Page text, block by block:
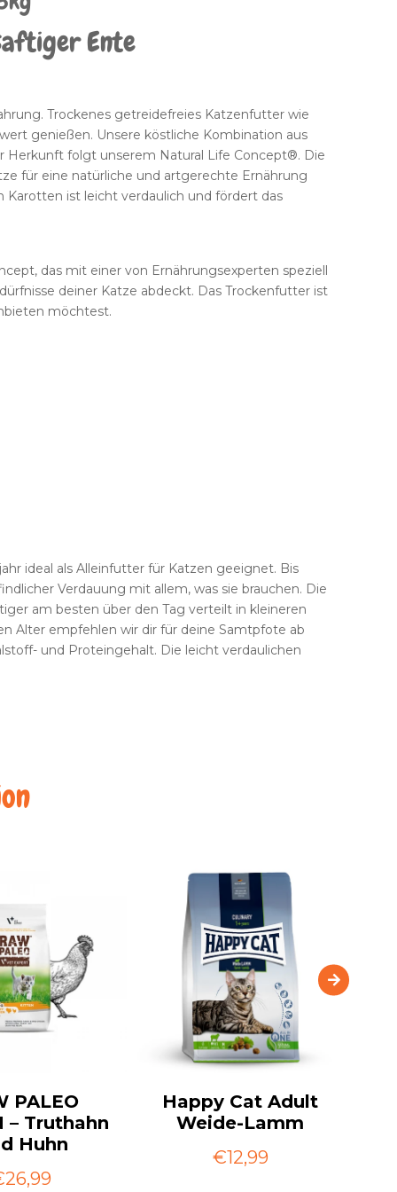
Ente
Trockenes getreidefreies Katzenfutter wie
genießen. Unsere köstliche Kombination aus
folgt unserem Natural Life Concept®. Die
für eine natürliche und artgerechte Ernährung
ist leicht verdaulich und fördert das
das mit einer von Ernährungsexperten speziell
deiner Katze abdeckt. Das Trockenfutter ist
möchtest.
ideal als Alleinfutter für Katzen geeignet. Bis
Verdauung mit allem, was sie brauchen. Die
am besten über den Tag verteilt in kleineren
Alter empfehlen wir dir für deine Samtpfote ab
und Proteingehalt. Die leicht verdaulichen
PALEO
– Truthahn
Huhn
Happy Cat Adult
Weide-Lamm
€12,99